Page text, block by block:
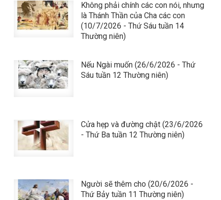
Không phải chính các con nói, nhưng
là Thánh Thần của Cha các con
(10/7/2026 - Thứ Sáu tuần 14
Thường niên)
Nếu Ngài muốn (26/6/2026 - Thứ
Sáu tuần 12 Thường niên)
Cửa hẹp và đường chật (23/6/2026
- Thứ Ba tuần 12 Thường niên)
Người sẽ thêm cho (20/6/2026 -
Thứ Bảy tuần 11 Thường niên)